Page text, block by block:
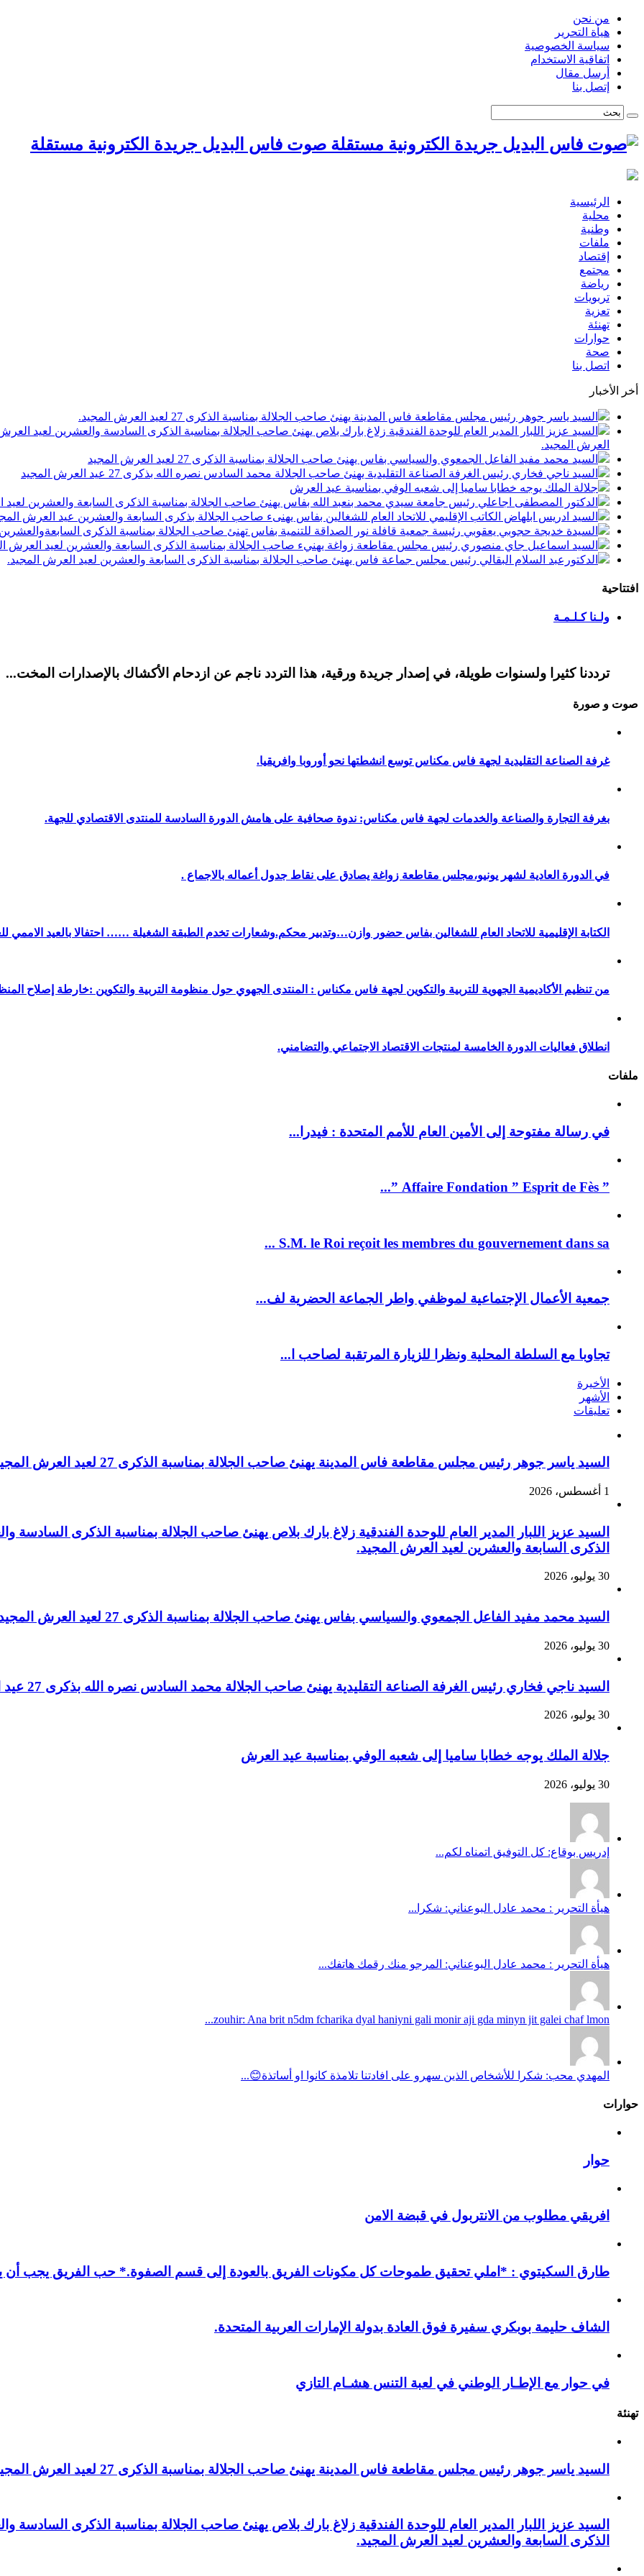
من نحن
هيأة التحرير
سياسة الخصوصية
اتفاقية الاستخدام
أرسل مقال
إتصل بنا
صوت فاس البديل جريدة الكترونية مستقلة
الرئيسية
محلية
وطنية
ملفات
إقتصاد
مجتمع
رياضة
تربويات
تعزية
تهنئة
حوارات
صحة
اتصل بنا
أخر الأخبار
السيد ياسر جوهر رئيس مجلس مقاطعة فاس المدينة يهنئ صاحب الجلالة بمناسبة الذكرى 27 لعيد العرش المجيد.
السيد عزيز اللبار المدير العام للوحدة الفندقية زلاغ بارك بلاص يهنئ صاحب الجلالة بمناسبة الذكرى السادسة والعشرين لعيد
العرش المجيد.
السيد محمد مفيد الفاعل الجمعوي والسياسي بفاس يهنئ صاحب الجلالة بمناسبة الذكرى 27 لعيد العرش المجيد
السيد ناجي فخاري رئيس الغرفة الصناعة التقليدية يهنئ صاحب الجلالة محمد السادس نصره الله بذكرى 27 عيد العرش المجيد
جلالة الملك يوجه خطابا ساميا إلى شعبه الوفي بمناسبة عيد العرش
الدكتور المصطفى اجاعلي رئيس جامعة سيدي محمد بنعبد الله بفاس يهنئ صاحب الجلالة بمناسبة الذكرى السابعة والعشرين لعيد
السيد ادريس ابلهاض الكاتب الإقليمي للاتحاد العام للشغالين بفاس يهنىء صاحب الجلالة بذكرى السابعة والعشرين عيد العرش
السيدة خديجة حجوبي يعقوبي رئيسة جمعية قافلة نور الصداقة للتنمية بفاس تهنئ صاحب الجلالة بمناسبة الذكرى
السيد اسماعيل جاي منصوري رئيس مجلس مقاطعة زواغة يهنيء صاحب الجلالة بمناسبة الذكرى السابعة والعشرين لعيد العرش
الدكتورعبد السلام البقالي رئيس مجلس جماعة فاس يهنئ صاحب الجلالة بمناسبة الذكرى السابعة والعشرين لعيد العرش المجيد.
افتتاحية
ولـنا كـلـمـة
ترددنا كثيرا ولسنوات طويلة، في إصدار جريدة ورقية، هذا التردد ناجم عن ازدحام الأكشاك بالإصدارات المخت...
صوت و صورة
غرفة الصناعة التقليدية لجهة فاس مكناس توسع انشطتها نحو أوروبا وافريقيا.
بغرفة التجارة والصناعة والخدمات لجهة فاس مكناس: ندوة صحافية على هامش الدورة السادسة للمنتدى الاقتصادي للجهة.
في الدورة العادية لشهر يونيو،مجلس مقاطعة زواغة يصادق على نقاط جدول أعماله بالاجماع .
الكتابة الإقليمية للاتحاد العام للشغالين بفاس حضور وازن…وتدبير محكم.وشعارات تخدم الطبقة الشغيلة …… احتفالا بالعيد الاممي
من تنظيم الأكاديمية الجهوية للتربية والتكوين لجهة فاس مكناس : المنتدى الجهوي حول منظومة التربية والتكوين :خارطة إصلاح
انطلاق فعاليات الدورة الخامسة لمنتجات الاقتصاد الاجتماعي والتضامني.
ملفات
في رسالة مفتوحة إلى الأمين العام للأمم المتحدة : فيدرا...
” Affaire Fondation ” Esprit de Fès ”...
S.M. le Roi reçoit les membres du gouvernement dans sa ...
جمعية الأعمال الإجتماعية لموظفي واطر الجماعة الحضرية لف...
تجاوبا مع السلطة المحلية ونظرا للزيارة المرتقبة لصاحب ا...
الأخيرة
الأشهر
تعليقات
السيد ياسر جوهر رئيس مجلس مقاطعة فاس المدينة يهنئ صاحب الجلالة بمناسبة الذكرى 27 لعيد العرش المجيد.
1 أغسطس، 2026
السيد عزيز اللبار المدير العام للوحدة الفندقية زلاغ بارك بلاص يهنئ صاحب الجلالة بمناسبة الذكرى
الذكرى السابعة والعشرين لعيد العرش المجيد.
30 يوليو، 2026
السيد محمد مفيد الفاعل الجمعوي والسياسي بفاس يهنئ صاحب الجلالة بمناسبة الذكرى 27 لعيد العرش المجيد
30 يوليو، 2026
السيد ناجي فخاري رئيس الغرفة الصناعة التقليدية يهنئ صاحب الجلالة محمد السادس نصره الله بذكرى 27 عيد العرش المجيد
30 يوليو، 2026
جلالة الملك يوجه خطابا ساميا إلى شعبه الوفي بمناسبة عيد العرش
30 يوليو، 2026
إدريس بوقاع: كل التوفيق اتمناه لكم...
هيأة التحرير : محمد عادل البوعناني: شكرا...
هيأة التحرير : محمد عادل البوعناني: المرجو منك رقمك هاتفك...
zouhir: Ana brit n5dm fcharika dyal haniyni gali monir aji gda minyn jit galei chaf lmon...
المهدي محب: شكرا للأشخاص الذين سهرو على افادتنا تلامذة كانوا او أساتذة😊...
حوارات
حوار
افريقي مطلوب من الانتربول في قبضة الامن
طارق السكيتوي : *املي تحقيق طموحات كل مكونات الفريق بالعودة إلى قسم الصفوة.* حب الفريق يجب أن
الشاف حليمة بوبكري سفيرة فوق العادة بدولة الإمارات العربية المتحدة.
في حوار مع الإطـار الوطني في لعبة التنس هشـام التازي
تهنئة
السيد ياسر جوهر رئيس مجلس مقاطعة فاس المدينة يهنئ صاحب الجلالة بمناسبة الذكرى 27 لعيد العرش المجيد.
السيد عزيز اللبار المدير العام للوحدة الفندقية زلاغ بارك بلاص يهنئ صاحب الجلالة بمناسبة الذكرى
الذكرى السابعة والعشرين لعيد العرش المجيد.